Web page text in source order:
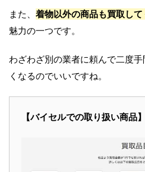
また、 着物以外の商品も買取して
魅力の一つです。
わざわざ別の業者に頼んで二度
くなるのでいいですね。
【バイセルでの取り扱い商品】